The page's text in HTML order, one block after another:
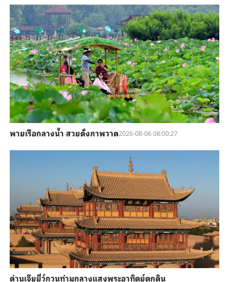
พายเรือกลางน้ำ สวยดั่งภาพวาด2026-08-06 08:00:27
ด่านเจียยี่ว์กวนท่ามกลางแสงพระอาทิตย์ตกดิน